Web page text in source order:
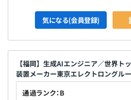
気になる(会員登録)
【福岡】生成AIエンジニア／世界ト
装置メーカー東京エレクトロングル
通過ランク：B